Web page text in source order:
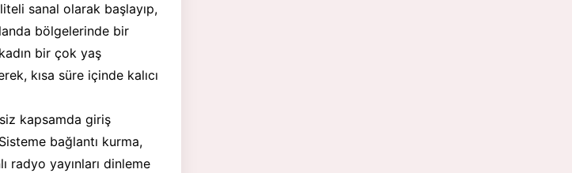
sanal olarak başlayıp,
bölgelerinde bir
bir çok yaş
kısa süre içinde kalıcı
kapsamda giriş
bağlantı kurma,
radyo yayınları dinleme